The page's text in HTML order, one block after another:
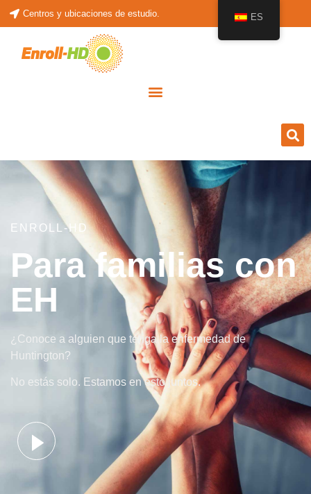
Centros y ubicaciones de estudio.
ENROLL-HD
Para familias con
EH
¿Conoce a alguien que tenga la enfermedad de
Huntington?
No estás solo. Estamos en esto juntos.
ES